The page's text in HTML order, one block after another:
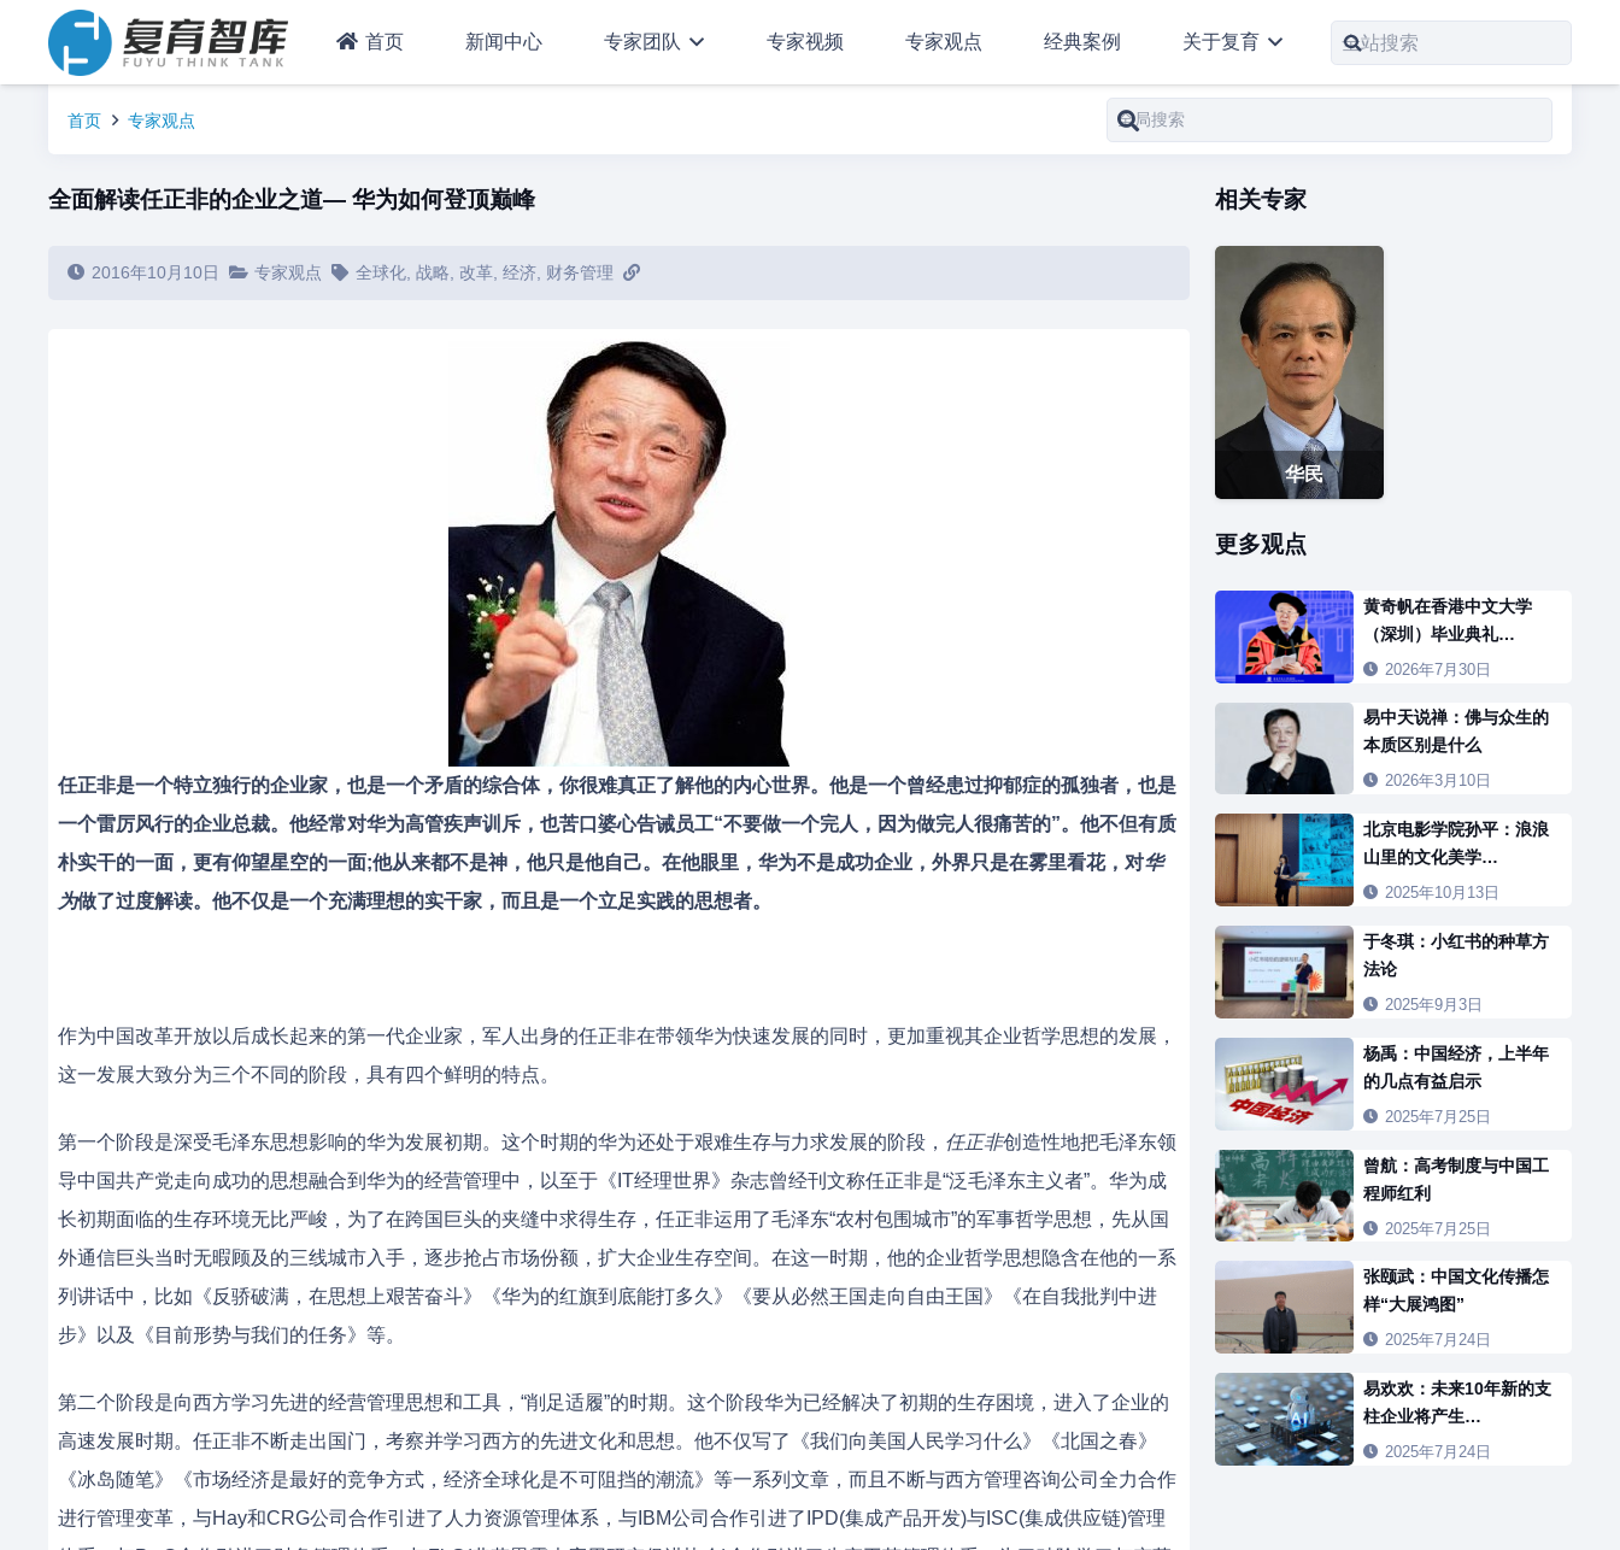
首页 新闻中心 专家团队 专家视频 专家观点 经典案例 关于复育
首页 专家观点
全面解读任正非的企业之道— 华为如何登顶巅峰
2016年10月10日 专家观点 全球化, 战略 改革, 经济, 财务管理
任正非是一个特立独行的企业家，也是一个矛盾的综合体，你很难真正了解他的内心世界。他是一个曾经患过抑郁症的孤独者，也是
一个雷厉风行的企业总裁。他经常对华为高管疾声训斥，也苦口婆心告诫员工“不要做一个完人，因为做完人很痛苦的”。他不但有质
朴实干的一面，更有仰望星空的一面;他从来都不是神，他只是他自己。在他眼里，华为不是成功企业，外界只是在雾里看花，对华
为做了过度解读。他不仅是一个充满理想的实干家，而且是一个立足实践的思想者。
作为中国改革开放以后成长起来的第一代企业家，军人出身的任正非在带领华为快速发展的同时，更加重视其企业哲学思想的发展，
这一发展大致分为三个不同的阶段，具有四个鲜明的特点。
第一个阶段是深受毛泽东思想影响的华为发展初期。这个时期的华为还处于艰难生存与力求发展的阶段， 任正非创造性地把毛泽东领
导中国共产党走向成功的思想融合到华为的经营管理中，以至于《IT经理世界》杂志曾经刊文称任正非是“泛毛泽东主义者”。华为成
长初期面临的生存环境无比严峻，为了在跨国巨头的夹缝中求得生存，任正非运用了毛泽东“农村包围城市”的军事哲学思想，先从国
外通信巨头当时无暇顾及的三线城市入手，逐步抢占市场份额，扩大企业生存空间。在这一时期，他的企业哲学思想隐含在他的一系
列讲话中，比如《反骄破满，在思想上艰苦奋斗》《华为的红旗到底能打多久》《要从必然王国走向自由王国》《在自我批判中进
步》以及《目前形势与我们的任务》等。
第二个阶段是向西方学习先进的经营管理思想和工具，“削足适履”的时期。这个阶段华为已经解决了初期的生存困境，进入了企业的
高速发展时期。任正非不断走出国门，考察并学习西方的先进文化和思想。他不仅写了《我们向美国人民学习什么》《北国之春》
《冰岛随笔》《市场经济是最好的竞争方式，经济全球化是不可阻挡的潮流》等一系列文章，而且不断与西方管理咨询公司全力合作
进行管理变革，与Hay和CRG公司合作引进了人力资源管理体系，与IBM公司合作引进了IPD(集成产品开发)与ISC(集成供应链)管理
相关专家
华民
更多观点
黄奇帆在香港中文大学
（深圳）毕业典礼…
2026年7月30日
易中天说禅：佛与众生的
本质区别是什么
2026年3月10日
北京电影学院孙平：浪浪
山里的文化美学…
2025年10月13日
于冬琪：小红书的种草方
法论
2025年9月3日
杨禹：中国经济，上半年
的几点有益启示
2025年7月25日
曾航：高考制度与中国工
程师红利
2025年7月25日
张颐武：中国文化传播怎
样“大展鸿图”
2025年7月24日
易欢欢：未来10年新的支
柱企业将产生…
2025年7月24日